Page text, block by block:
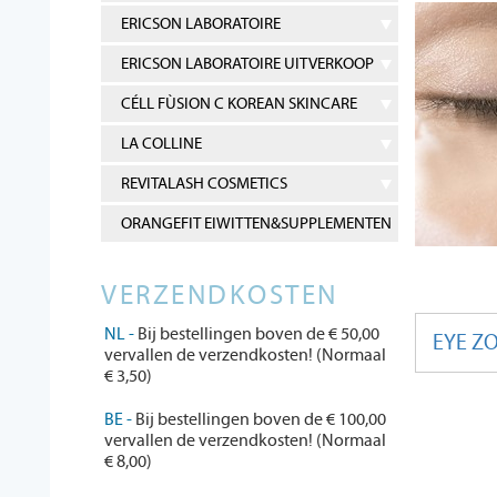
ERICSON LABORATOIRE
ERICSON LABORATOIRE UITVERKOOP
CÉLL FÙSION C KOREAN SKINCARE
LA COLLINE
REVITALASH COSMETICS
ORANGEFIT EIWITTEN&SUPPLEMENTEN
VERZENDKOSTEN
NL - Bij bestellingen boven de € 50,00
vervallen de verzendkosten! (Normaal
€ 3,50)
BE - Bij bestellingen boven de € 100,00
vervallen de verzendkosten! (Normaal
€ 8,00)
EYE